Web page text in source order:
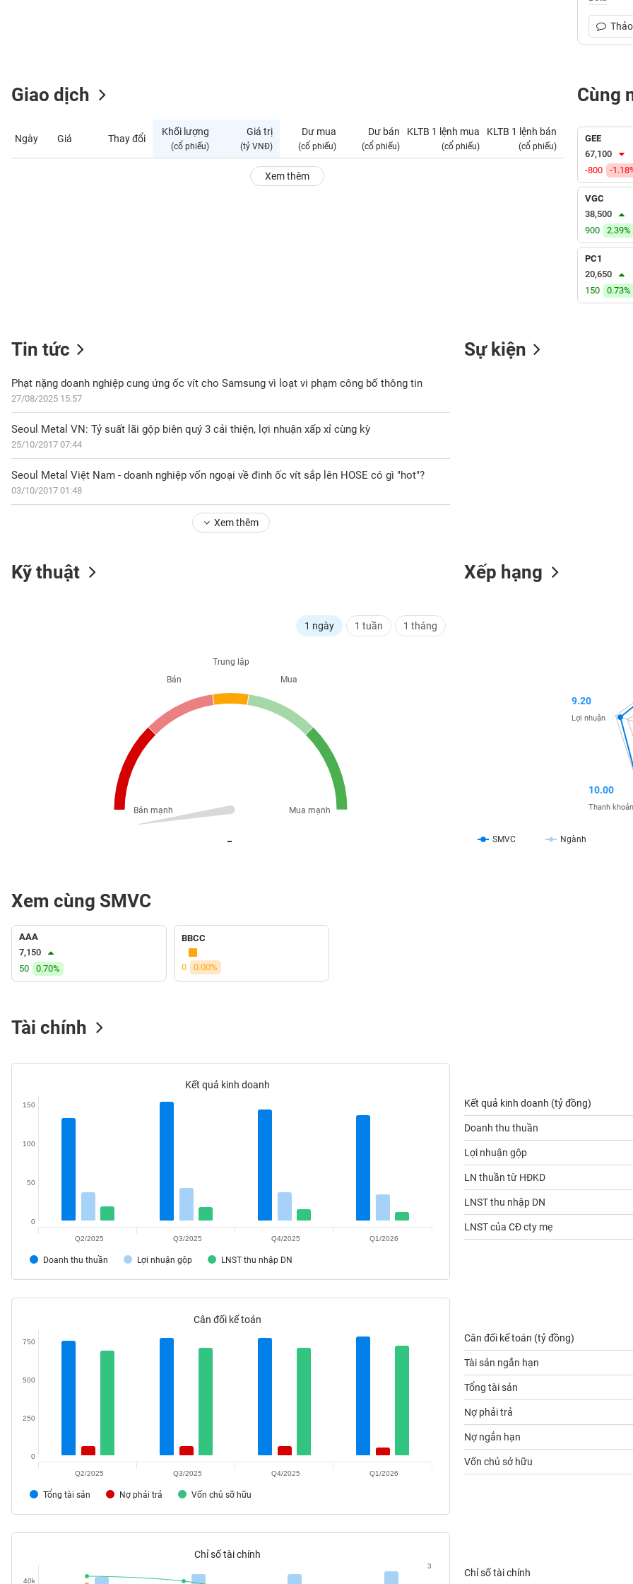
Giao dịch
Ngày Giá Thay đổi
Khối lượng
(cổ phiếu)
Giá trị
(tỷ VNĐ)
Dư mua
(cổ phiếu)
Dư bán
(cổ phiếu)
KLTB 1 lệnh mua
(cổ phiếu)
KLTB 1 lệnh bán
(cổ phiếu)
Xem thêm
Cùng
GEE
67,100
-800
-
VGC
38,500
900
2.39%
PC1
20,650
150
0.73%
Tin tức
Phạt nặng doanh nghiệp cung ứng ốc vít cho Samsung vì loạt vi phạm công bố thông tin
27/08/2025 15:57
Seoul Metal VN: Tỷ suất lãi gộp biên quý 3 cải thiện, lợi nhuận xấp xỉ cùng kỳ
25/10/2017 07:44
Seoul Metal Việt Nam - doanh nghiệp vốn ngoại về đinh ốc vít sắp lên HOSE có gì "hot"?
03/10/2017 01:48
Xem thêm
Sự kiện
Kỹ thuật
1 ngày 1 tuần 1 tháng
Trung lập
Mua
Mua mạnh
Bán
Bán mạnh
Xếp hạng
SMVC Ngành
10.00
Thanh
9.20
Lợi nhuận
Xem cùng SMVC
AAA
7,150
50
0.70%
BBCC
0 0.00%
Tài chính
Kết quả kinh doanh
Doanh thu thuần Lợi nhuận gộp LNST thu nhập DN
0
50
100
150
Q2/2025 Q3/2025 Q4/2025 Q1/2026
Kết quả kinh doanh (tỷ đồng)
Doanh thu thuần
Lợi nhuận gộp
LN thuần từ HĐKD
LNST thu nhập DN
LNST của CĐ cty mẹ
Cân đối kế toán
Tổng tài sản Nợ phải trả Vốn chủ sỡ hữu
0
250
500
750
Q2/2025 Q3/2025 Q4/2025 Q1/2026
Cân đối kế toán (tỷ đồng)
Tài sản ngắn hạn
Tổng tài sản
Nợ phải trả
Nợ ngắn hạn
Vốn chủ sở hữu
Chỉ số tài chính
40k
3
Chỉ số tài chính
CÁ
NHÂN
DOANH
NGHIỆP
CỔ
SINH
Ngành
(-)
VS-
SECTOR
NGUYÊN
NGHIỆP
TIÊU
DÙNG
THIẾT
TIÊU
THIẾT
CHĂM